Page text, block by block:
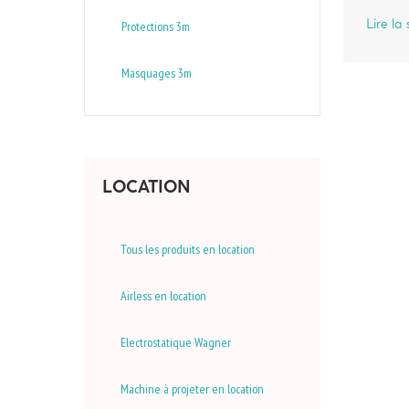
Lire la
Protections 3m
Masquages 3m
LOCATION
Tous les produits en location
Airless en location
Electrostatique Wagner
Machine à projeter en location